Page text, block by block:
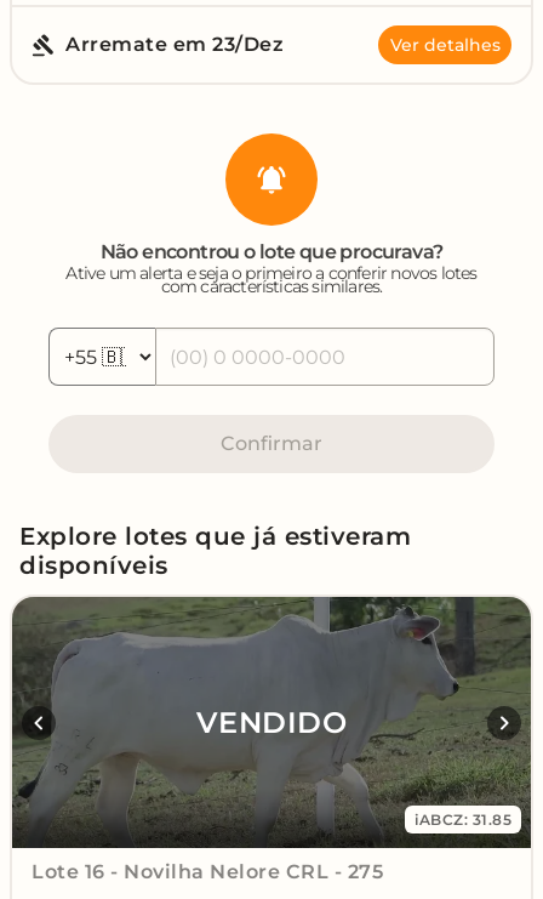
Arremate em 23/Dez Ver detalhes
Não encontrou o lote que procurava?
Ative um alerta e seja o primeiro a conferir novos lotes
com características similares.
Confirmar
Explore lotes que já estiveram
disponíveis
VENDIDO
iABCZ: 31.85
Lote 16 - Novilha Nelore CRL - 275